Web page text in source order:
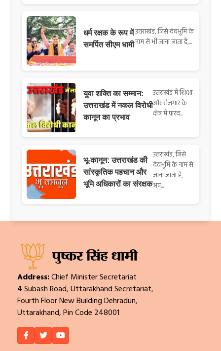
धर्म रक्षक के रूप में
समर्पित सीएम धामी
उत्तराखंड, जिसे देवभूमि के
नाम से भी जाना जाता है,...
युवा शक्ति का सम्मान:
उत्तराखंड में नकल विरोधी
कानून का प्रभाव
उत्तराखंड में शिक्षा
और रोजगार के
क्षेत्र में पारद...
भू-कानून: उत्तराखंड की
सांस्कृतिक पहचान और
भूमि अधिकारों का संरक्षक
उत्तराखंड, जिसे
देवभूमि के नाम से
जाना जाता है,
अप...
Address:Chief Minister Secretariat
4 Subash Road, Uttarakhand Secretariat,
Fourth Floor New Building Dehradun,
Uttarakhand, Pin Code 248001